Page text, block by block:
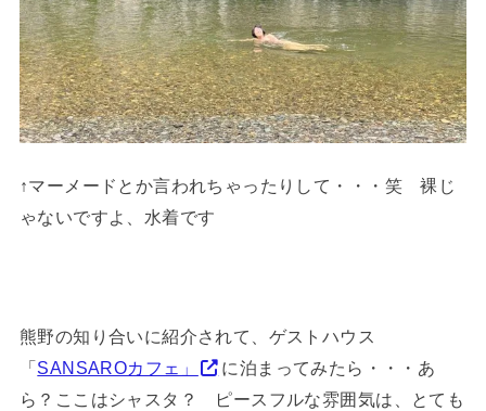
↑マーメードとか言われちゃったりして・・・笑 裸じ
ゃないですよ、水着です
熊野の知り合いに紹介されて、ゲストハウス
「SANSAROカフェ」
に泊まってみたら・・・あ
ら？ここはシャスタ？ ピースフルな雰囲気は、とても